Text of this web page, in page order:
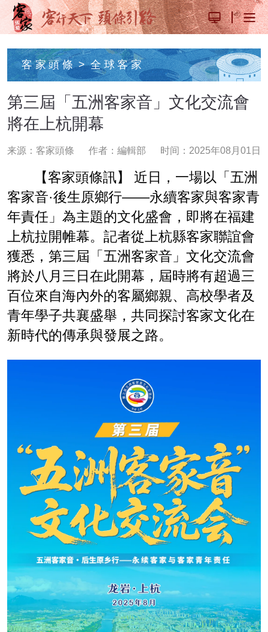
客家頭條 > 全球客家
第三屆「五洲客家音」文化交流會
將在上杭開幕
来源：客家頭條 作者：編輯部 时间：2025年08月01日
【客家頭條訊】 近日，一場以「五洲
客家音·後生原鄉行——永續客家與客家青
年責任」為主題的文化盛會，即將在福建
上杭拉開帷幕。記者從上杭縣客家聯誼會
獲悉，第三屆「五洲客家音」文化交流會
將於八月三日在此開幕，屆時將有超過三
百位來自海內外的客屬鄉親、高校學者及
青年學子共襄盛舉，共同探討客家文化在
新時代的傳承與發展之路。